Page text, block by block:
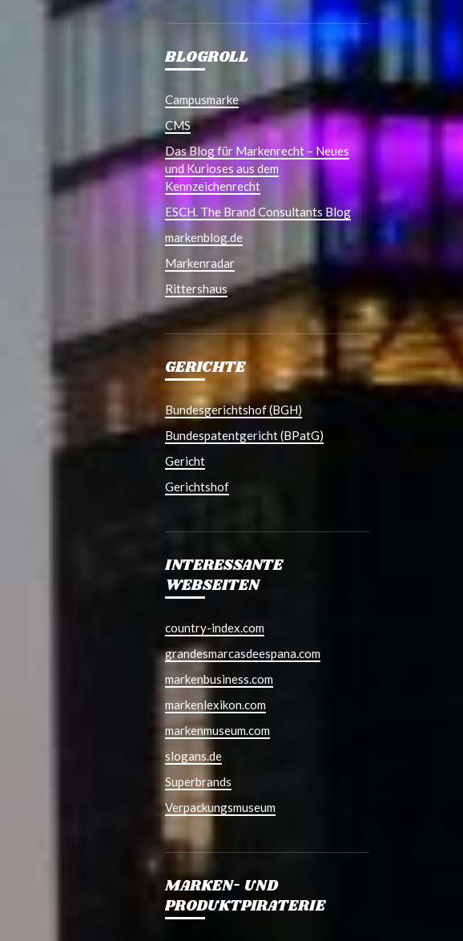
BLOGROLL
Campusmarke
CMS
Das Blog für Markenrecht – Neues
und Kurioses aus dem
Kennzeichenrecht
ESCH. The Brand Consultants Blog
markenblog.de
Markenradar
Rittershaus
GERICHTE
Bundesgerichtshof (BGH)
Bundespatentgericht (BPatG)
Gericht
Gerichtshof
INTERESSANTE
WEBSEITEN
country-index.com
grandesmarcasdeespana.com
markenbusiness.com
markenlexikon.com
markenmuseum.com
slogans.de
Superbrands
Verpackungsmuseum
MARKEN- UND
PRODUKTPIRATERIE